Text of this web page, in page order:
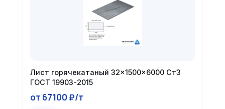
Лист горячекатаный 32×1500×6000 Ст3
ГОСТ 19903-2015
от 67100 ₽/т